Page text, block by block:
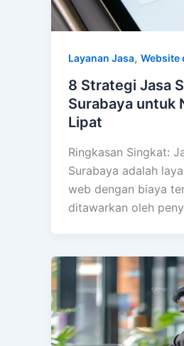
Layanan Jasa, Website
8 Strategi Jasa
Surabaya untuk
Lipat
Ringkasan Singkat:
Surabaya adalah
web dengan biaya
ditawarkan oleh